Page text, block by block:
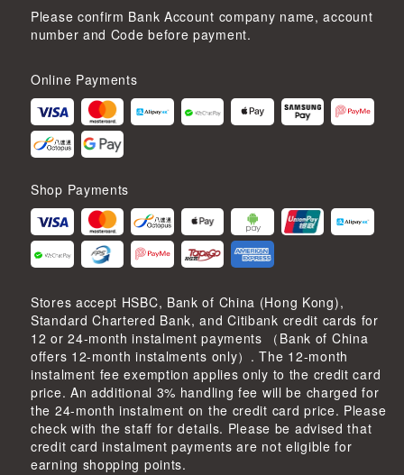
Please confirm Bank Account company name, account
number and Code before payment.
Online Payments
Shop Payments
Stores accept HSBC, Bank of China (Hong Kong),
Standard Chartered Bank, and Citibank credit cards for
12 or 24-month instalment payments （Bank of China
offers 12-month instalments only）. The 12-month
instalment fee exemption applies only to the credit card
price. An additional 3% handling fee will be charged for
the 24-month instalment on the credit card price. Please
check with the staff for details. Please be advised that
credit card instalment payments are not eligible for
earning shopping points.